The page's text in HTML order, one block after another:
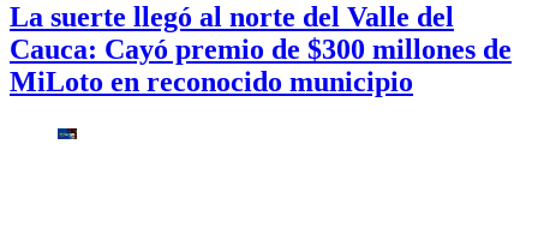
La suerte llegó al norte del Valle del
Cauca: Cayó premio de $300 millones de
MiLoto en reconocido municipio